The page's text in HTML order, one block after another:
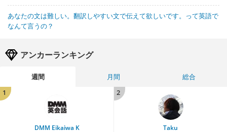
あなたの文は難しい。翻訳しやすい文で伝えて欲しいです。って英語で
なんて言うの？
アンカーランキング
週間 月間
総合
1
DMM Eikaiwa K
2
Taku